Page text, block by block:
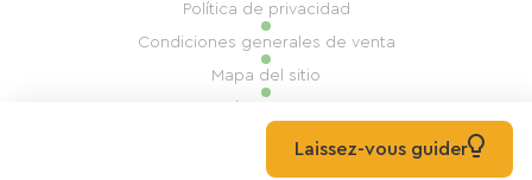
© 2026 Ma Voie Verte Todos los derechos reservados
Política de privacidad
Condiciones generales de venta
Mapa del sitio
Realización: Mill, PrivasLaissez-vous guider